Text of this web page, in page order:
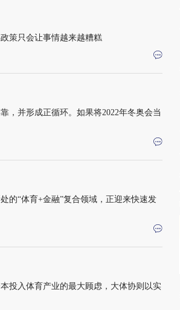
策只会让事情越来越糟糕
，并形成正循环。如果将2022年冬奥会当
的“体育+金融”复合领域，正迎来快速发
投入体育产业的最大顾虑，大体协则以实